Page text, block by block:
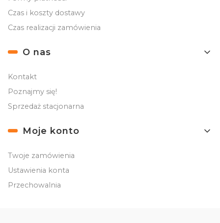
Czas i koszty dostawy
Czas realizacji zamówienia
O nas
Kontakt
Poznajmy się!
Sprzedaż stacjonarna
Moje konto
Twoje zamówienia
Ustawienia konta
Przechowalnia